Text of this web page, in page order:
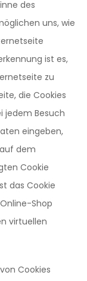
des
uns, wie
ist es,
zu
die Cookies
jedem Besuch
eingeben,
dem
Cookie
das Cookie
Shop
virtuellen
Cookies